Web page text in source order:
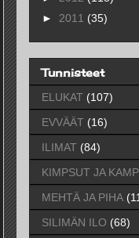
► 2011 (35)
Tunnisteet
ELUKAT (107)
EVVÄÄT (16)
ILIMAT (84)
KIMPSUT JA
MEHTÄ JA PIHA
SILIMÄN ILO (68)